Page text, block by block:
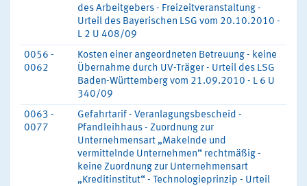
des Arbeitgebers - Freizeitveranstaltung -
Urteil des Bayerischen LSG vom 20.10.2010 -
L 2 U 408/09
0056 -
0062
Kosten einer angeordneten Betreuung - keine
Übernahme durch UV-Träger - Urteil des LSG
Baden-Württemberg vom 21.09.2010 - L 6 U
340/09
0063 -
0077
Gefahrtarif - Veranlagungsbescheid -
Pfandleihhaus - Zuordnung zur
Unternehmensart „Makelnde und
vermittelnde Unternehmen“ rechtmäßig -
keine Zuordnung zur Unternehmensart
„Kreditinstitut“ - Technologieprinzip - Urteil